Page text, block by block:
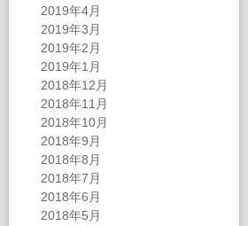
2019年4月
2019年3月
2019年2月
2019年1月
2018年12月
2018年11月
2018年10月
2018年9月
2018年8月
2018年7月
2018年6月
2018年5月